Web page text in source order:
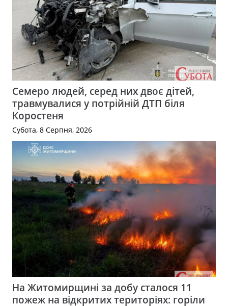
Семеро людей, серед них двоє дітей,
травмувалися у потрійній ДТП біля
Коростеня
Субота, 8 Серпня, 2026
На Житомирщині за добу сталося 11
пожеж на відкритих територіях: горіли